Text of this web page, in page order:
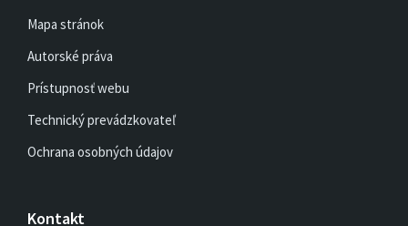
Mapa stránok
Autorské práva
Prístupnosť webu
Technický prevádzkovateľ
Ochrana osobných údajov
Kontakt